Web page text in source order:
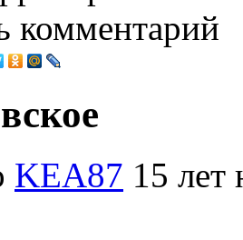
комментарий
KEA87 15 лет